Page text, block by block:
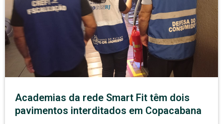
Academias da rede Smart Fit têm dois
pavimentos interditados em Copacabana